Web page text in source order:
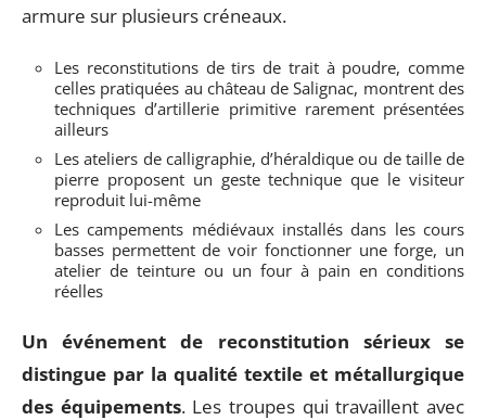
armure sur plusieurs créneaux.
Les reconstitutions de tirs de trait à poudre, comme
celles pratiquées au château de Salignac, montrent des
techniques d’artillerie primitive rarement présentées
ailleurs
Les ateliers de calligraphie, d’héraldique ou de taille de
pierre proposent un geste technique que le visiteur
reproduit lui-même
Les campements médiévaux installés dans les cours
basses permettent de voir fonctionner une forge, un
atelier de teinture ou un four à pain en conditions
réelles
Un événement de reconstitution sérieux se
distingue par la qualité textile et métallurgique
des équipements. Les troupes qui travaillent avec